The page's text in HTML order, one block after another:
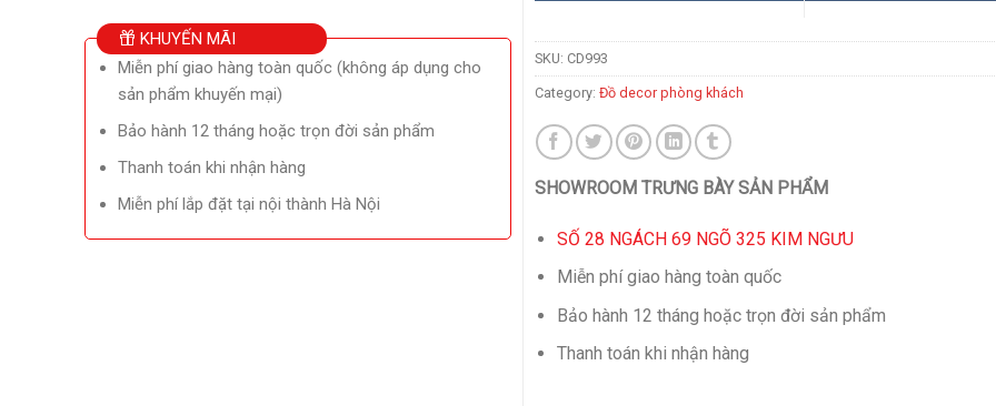
KHUYẾN MÃI
Miễn phí giao hàng toàn quốc (không áp dụng cho
sản phẩm khuyến mại)
Bảo hành 12 tháng hoặc trọn đời sản phẩm
Thanh toán khi nhận hàng
Miễn phí lắp đặt tại nội thành Hà Nội
SKU: CD993
Category: Đồ decor phòng khách
SHOWROOM TRƯNG BÀY SẢN PHẨM
SỐ 28 NGÁCH 69 NGÕ 325 KIM NGƯU
Miễn phí giao hàng toàn quốc
Bảo hành 12 tháng hoặc trọn đời sản phẩm
Thanh toán khi nhận hàng